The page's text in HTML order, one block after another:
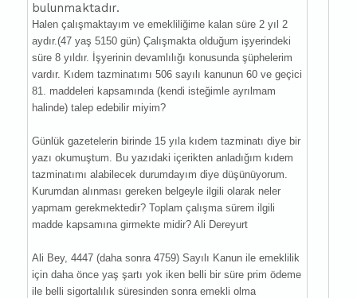
bulunmaktadır.
Halen çalışmaktayım ve emekliliğime kalan süre 2 yıl 2
aydır.(47 yaş 5150 gün) Çalışmakta olduğum işyerindeki
süre 8 yıldır. İşyerinin devamlılığı konusunda şüphelerim
vardır. Kıdem tazminatımı 506 sayılı kanunun 60 ve geçici
81. maddeleri kapsamında (kendi isteğimle ayrılmam
halinde) talep edebilir miyim?
Günlük gazetelerin birinde 15 yıla kıdem tazminatı diye bir
yazı okumuştum. Bu yazıdaki içerikten anladığım kıdem
tazminatımı alabilecek durumdayım diye düşünüyorum.
Kurumdan alınması gereken belgeyle ilgili olarak neler
yapmam gerekmektedir? Toplam çalışma sürem ilgili
madde kapsamına girmekte midir? Ali Dereyurt
Ali Bey, 4447 (daha sonra 4759) Sayılı Kanun ile emeklilik
için daha önce yaş şartı yok iken belli bir süre prim ödeme
ile belli sigortalılık süresinden sonra emekli olma